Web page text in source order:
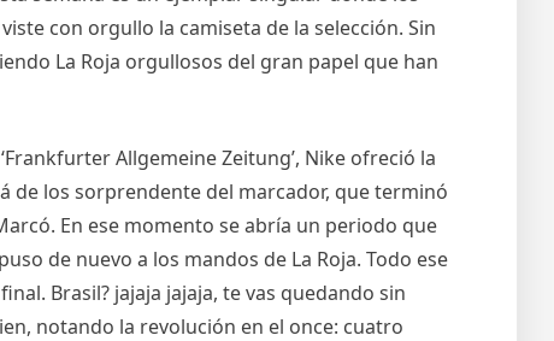
con orgullo la camiseta de la selección. Sin
La Roja orgullosos del gran papel que han
Allgemeine Zeitung’, Nike ofreció la
de los sorprendente del marcador, que terminó
En ese momento se abría un periodo que
de nuevo a los mandos de La Roja. Todo ese
Brasil? jajaja jajaja, te vas quedando sin
notando la revolución en el once: cuatro